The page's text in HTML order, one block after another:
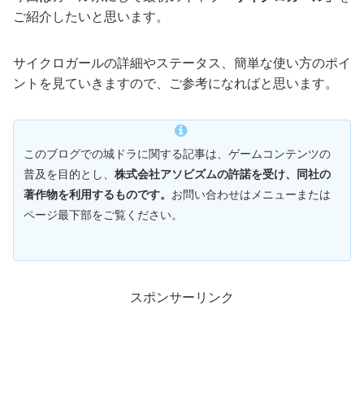
ご紹介したいと思います。
サイクロガールの詳細やステータス、簡単な使い方のポイ
ントを見ていきますので、ご参考になればと思います。
このブログでの城ドラに関する記事は、ゲームコンテンツの
普及を目的とし、 株式会社アソビズムの許諾を受け、同社の
著作物を利用するものです。 お問い合わせはメニューまたは
ページ最下部をご覧ください。
スポンサーリンク